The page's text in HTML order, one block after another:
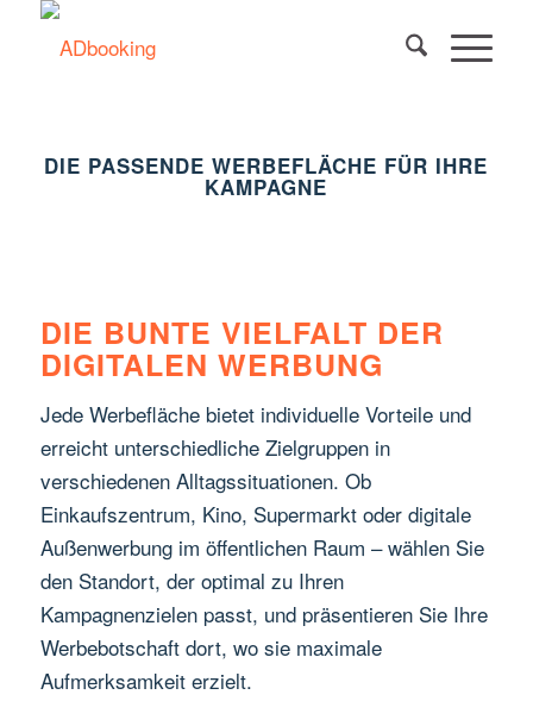
DIE PASSENDE WERBEFLÄCHE FÜR IHRE
KAMPAGNE
DIE BUNTE VIELFALT DER
DIGITALEN WERBUNG
Jede Werbefläche bietet individuelle Vorteile und
erreicht unterschiedliche Zielgruppen in
verschiedenen Alltagssituationen. Ob
Einkaufszentrum, Kino, Supermarkt oder digitale
Außenwerbung im öffentlichen Raum – wählen Sie
den Standort, der optimal zu Ihren
Kampagnenzielen passt, und präsentieren Sie Ihre
Werbebotschaft dort, wo sie maximale
Aufmerksamkeit erzielt.